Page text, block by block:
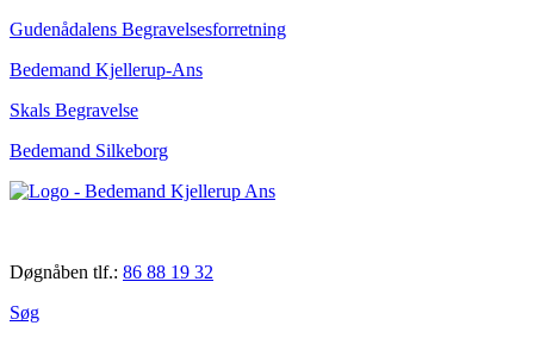
Gudenådalens Begravelsesforretning
Bedemand Kjellerup-Ans
Skals Begravelse
Bedemand Silkeborg
Døgnåben tlf.: 86 88 19 32
Søg